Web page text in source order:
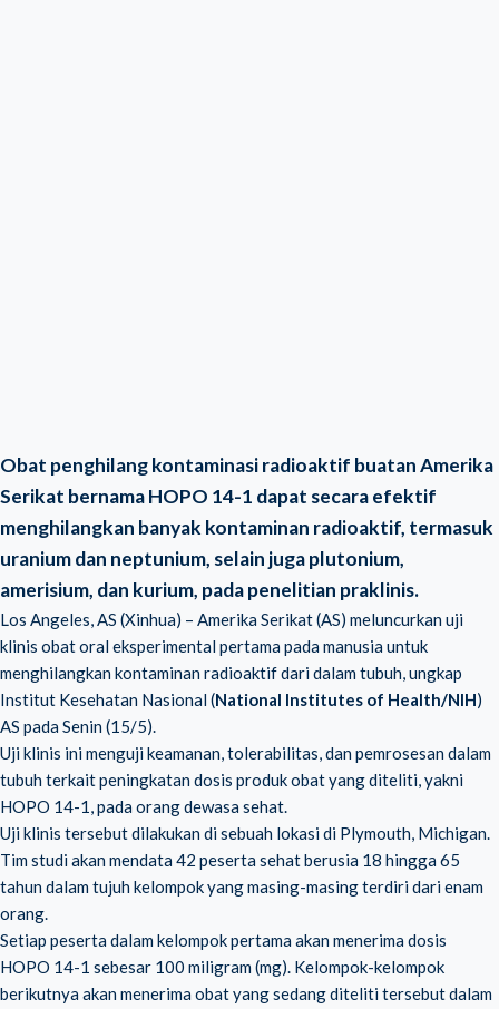
Obat penghilang kontaminasi radioaktif buatan Amerika
Serikat bernama HOPO 14-1 dapat secara efektif
menghilangkan banyak kontaminan radioaktif, termasuk
uranium dan neptunium, selain juga plutonium,
amerisium, dan kurium, pada penelitian praklinis.
Los Angeles, AS (Xinhua) – Amerika Serikat (AS) meluncurkan uji
klinis obat oral eksperimental pertama pada manusia untuk
menghilangkan kontaminan radioaktif dari dalam tubuh, ungkap
Institut Kesehatan Nasional (National Institutes of Health/NIH)
AS pada Senin (15/5).
Uji klinis ini menguji keamanan, tolerabilitas, dan pemrosesan dalam
tubuh terkait peningkatan dosis produk obat yang diteliti, yakni
HOPO 14-1, pada orang dewasa sehat.
Uji klinis tersebut dilakukan di sebuah lokasi di Plymouth, Michigan.
Tim studi akan mendata 42 peserta sehat berusia 18 hingga 65
tahun dalam tujuh kelompok yang masing-masing terdiri dari enam
orang.
Setiap peserta dalam kelompok pertama akan menerima dosis
HOPO 14-1 sebesar 100 miligram (mg). Kelompok-kelompok
berikutnya akan menerima obat yang sedang diteliti tersebut dalam